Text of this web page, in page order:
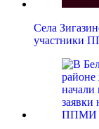
Села
участники